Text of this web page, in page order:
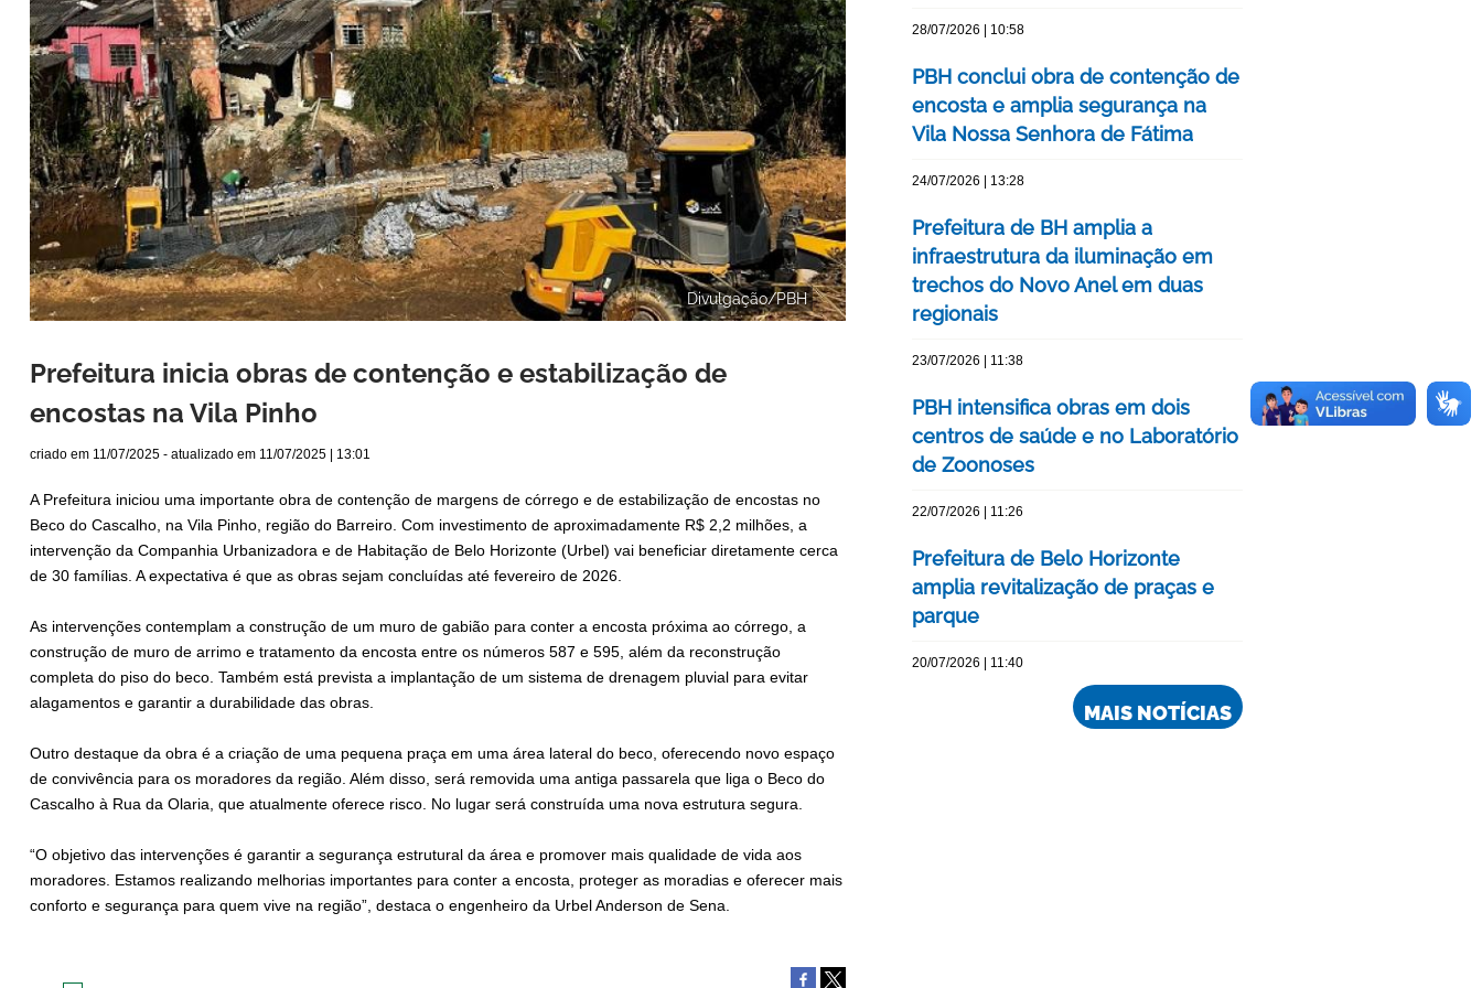
Divulgação/PBH
Prefeitura inicia obras de contenção e estabilização de
encostas na Vila Pinho
criado em 11/07/2025 - atualizado em 11/07/2025 | 13:01
A Prefeitura iniciou uma importante obra de contenção de margens de córrego e de estabilização de encostas no
Beco do Cascalho, na Vila Pinho, região do Barreiro. Com investimento de aproximadamente R$ 2,2 milhões, a
intervenção da Companhia Urbanizadora e de Habitação de Belo Horizonte (Urbel) vai beneficiar diretamente cerca
de 30 famílias. A expectativa é que as obras sejam concluídas até fevereiro de 2026.
As intervenções contemplam a construção de um muro de gabião para conter a encosta próxima ao córrego, a
construção de muro de arrimo e tratamento da encosta entre os números 587 e 595, além da reconstrução
completa do piso do beco. Também está prevista a implantação de um sistema de drenagem pluvial para evitar
alagamentos e garantir a durabilidade das obras.
Outro destaque da obra é a criação de uma pequena praça em uma área lateral do beco, oferecendo novo espaço
de convivência para os moradores da região. Além disso, será removida uma antiga passarela que liga o Beco do
Cascalho à Rua da Olaria, que atualmente oferece risco. No lugar será construída uma nova estrutura segura.
“O objetivo das intervenções é garantir a segurança estrutural da área e promover mais qualidade de vida aos
moradores. Estamos realizando melhorias importantes para conter a encosta, proteger as moradias e oferecer mais
conforto e segurança para quem vive na região”, destaca o engenheiro da Urbel Anderson de Sena.
28/07/2026 | 10:58
PBH conclui obra de contenção de
encosta e amplia segurança na
Vila Nossa Senhora de Fátima
24/07/2026 | 13:28
Prefeitura de BH amplia a
infraestrutura da iluminação em
trechos do Novo Anel em duas
regionais
23/07/2026 | 11:38
PBH intensifica obras em dois
centros de saúde e no Laboratório
de Zoonoses
22/07/2026 | 11:26
Prefeitura de Belo Horizonte
amplia revitalização de praças e
parque
20/07/2026 | 11:40
MAIS NOTÍCIAS